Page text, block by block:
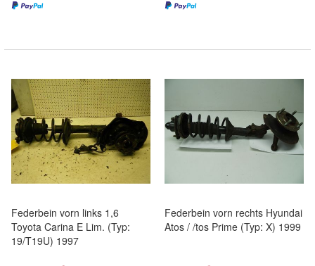
Federbein vorn links 1,6
Toyota Carina E Lim. (Typ:
19/T19U) 1997
Federbein vorn rechts Hyundai
Atos / /tos Prime (Typ: X) 1999